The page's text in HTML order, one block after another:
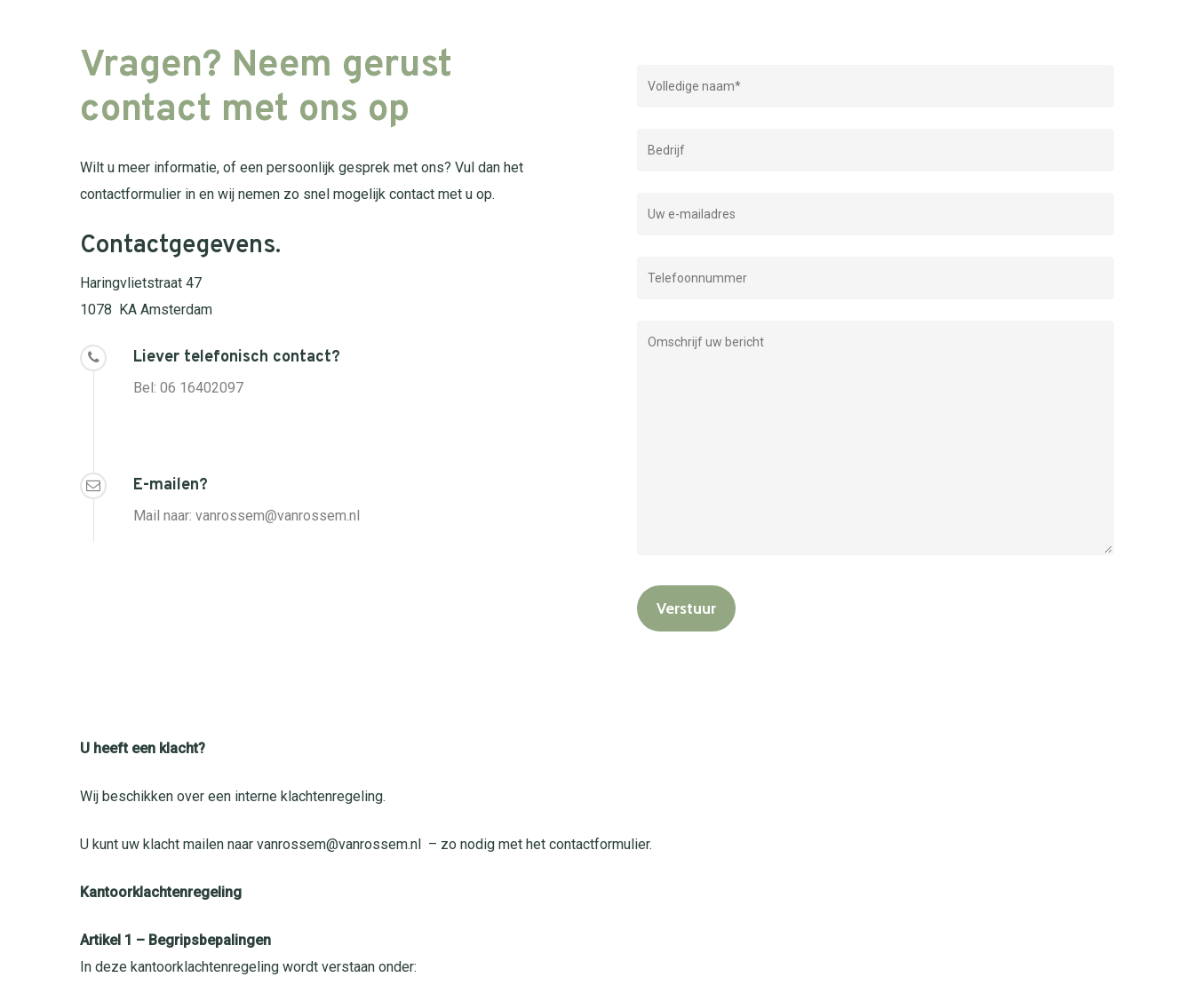
Vragen? Neem gerust
contact met ons op
Wilt u meer informatie, of een persoonlijk gesprek met ons? Vul dan het
contactformulier in en wij nemen zo snel mogelijk contact met u op.
Contactgegevens.
Haringvlietstraat 47
1078 KA Amsterdam
Liever telefonisch contact?
Bel: 06 16402097
E-mailen?
Mail naar: vanrossem@vanrossem.nl
U heeft een klacht?
Wij beschikken over een interne klachtenregeling.
U kunt uw klacht mailen naar vanrossem@vanrossem.nl – zo nodig met het contactformulier.
Kantoorklachtenregeling
Artikel 1 – Begripsbepalingen
In deze kantoorklachtenregeling wordt verstaan onder: